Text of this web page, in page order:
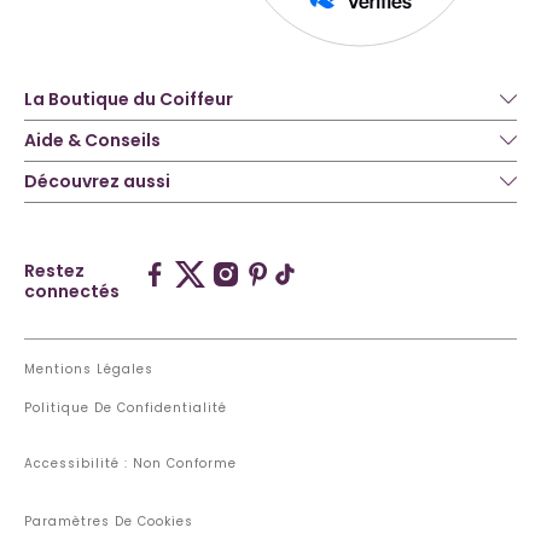
La Boutique du Coiffeur
Aide & Conseils
Découvrez aussi
Restez
connectés
Mentions Légales
Politique De Confidentialité
Accessibilité : Non Conforme
Paramètres De Cookies